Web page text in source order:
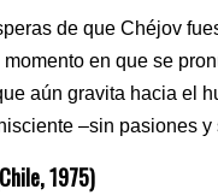
de que Chéjov
en que se
aún gravita hacia el
–sin pasiones
1975)